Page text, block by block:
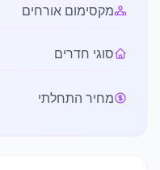
מקסימום אורחים
סוגי חדרים
מחיר התחלתי